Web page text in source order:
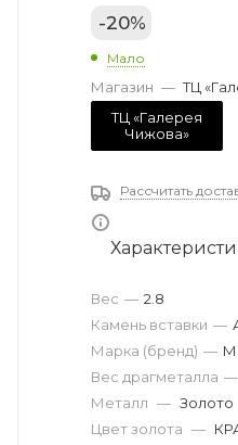
-20%
Мало
Магазин — ТЦ
ТЦ «Галерея
Чижова»
Рассчитать
Вес драгметалла —
Марка (бренд) —
Вес — 2.8
Камень вставки —
Металл — Золото
Цвет золота —